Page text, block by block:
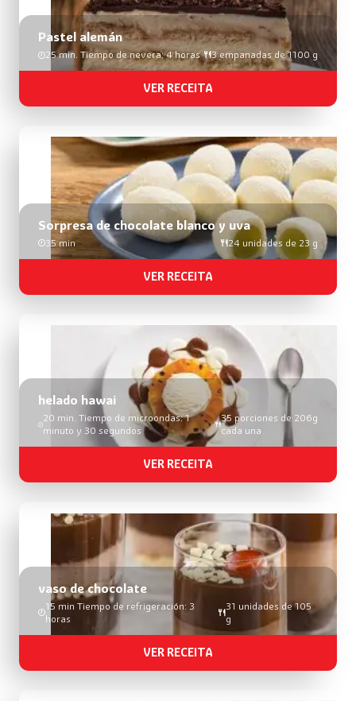
Pastel alemán
25 min. Tiempo de nevera: 4 horas 3 empanadas de 1100 g
VER RECEITA
Sorpresa de chocolate blanco y uva
35 min 24 unidades de 23 g
VER RECEITA
helado hawai
20 min. Tiempo de microondas: 1
minuto y 30 segundos
35 porciones de 206g
cada una
VER RECEITA
vaso de chocolate
15 min Tiempo de refrigeración: 3
horas
31 unidades de 105
g
VER RECEITA